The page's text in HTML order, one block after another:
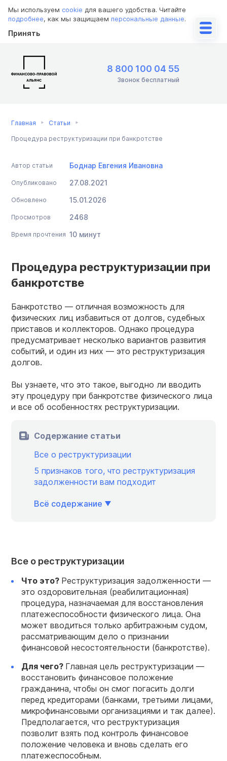
Мы используем cookie для вашего удобства. Читайте
подробнее, как мы защищаем персональные данные.
Принять
8 800 100 04 55
Звонок бесплатный
Главная Статьи
Процедура реструктуризации при банкротстве
Автор статьи Боднар Евгения Ивановна
Опубликовано 27.08.2021
Обновлено 15.01.2026
Просмотров 2468
Время прочтения 10 минут
Процедура реструктуризации при
банкротстве
Банкротство — отличная возможность для
физических лиц избавиться от долгов, судебных
приставов и коллекторов. Однако процедура
предусматривает несколько вариантов развития
событий, и один из них — это реструктуризация
долгов.
Вы узнаете, что это такое, выгодно ли вводить
эту процедуру при банкротстве физического лица
и все об особенностях реструктуризации.
Содержание статьи
Все о реструктуризации
5 признаков того, что реструктуризация
задолженности вам подходит
Всё содержание
Все о реструктуризации
Что это? Реструктуризация задолженности —
это оздоровительная (реабилитационная)
процедура, назначаемая для восстановления
платежеспособности физического лица. Она
может вводиться только арбитражным судом,
рассматривающим дело о признании
финансовой несостоятельности (банкротстве).
Для чего? Главная цель реструктуризации —
восстановить финансовое положение
гражданина, чтобы он смог погасить долги
перед кредиторами (банками, третьими лицами,
микрофинансовыми организациями и так далее).
Предполагается, что реструктуризация
позволит взять под контроль финансовое
положение человека и вновь сделать его
платежеспособным.